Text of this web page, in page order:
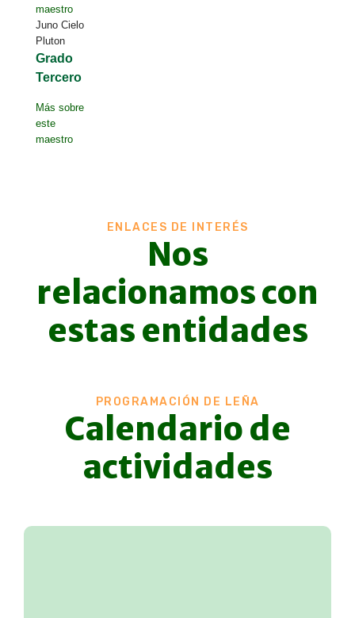
maestro
Juno Cielo
Pluton
Grado
Tercero
Más sobre
este
maestro
ENLACES DE INTERÉS
Nos
relacionamos con
estas entidades
PROGRAMACIÓN DE LEÑA
Calendario de
actividades